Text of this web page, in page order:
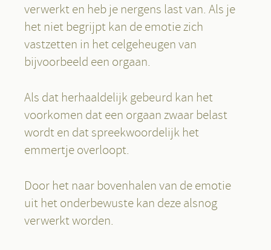
verwerkt en heb je nergens last van. Als je
het niet begrijpt kan de emotie zich
vastzetten in het celgeheugen van
bijvoorbeeld een orgaan.
Als dat herhaaldelijk gebeurd kan het
voorkomen dat een orgaan zwaar belast
wordt en dat spreekwoordelijk het
emmertje overloopt.
Door het naar bovenhalen van de emotie
uit het onderbewuste kan deze alsnog
verwerkt worden.